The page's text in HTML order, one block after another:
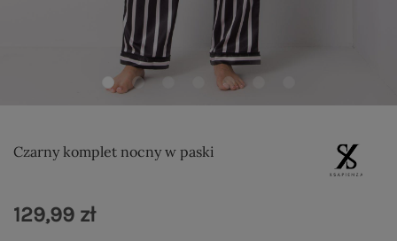
Czarny komplet nocny w paski
129,99 zł